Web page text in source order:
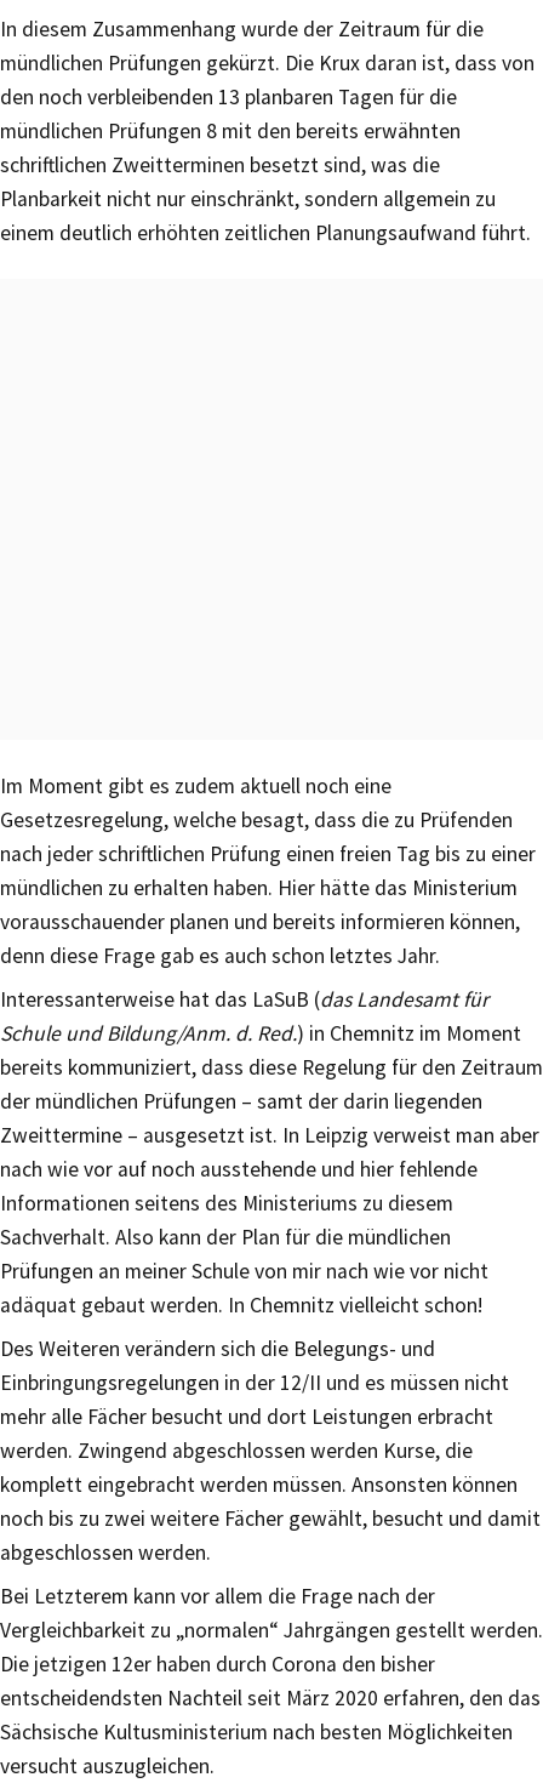
In diesem Zusammenhang wurde der Zeitraum für die
mündlichen Prüfungen gekürzt. Die Krux daran ist, dass von
den noch verbleibenden 13 planbaren Tagen für die
mündlichen Prüfungen 8 mit den bereits erwähnten
schriftlichen Zweitterminen besetzt sind, was die
Planbarkeit nicht nur einschränkt, sondern allgemein zu
einem deutlich erhöhten zeitlichen Planungsaufwand führt.
Im Moment gibt es zudem aktuell noch eine
Gesetzesregelung, welche besagt, dass die zu Prüfenden
nach jeder schriftlichen Prüfung einen freien Tag bis zu einer
mündlichen zu erhalten haben. Hier hätte das Ministerium
vorausschauender planen und bereits informieren können,
denn diese Frage gab es auch schon letztes Jahr.
Interessanterweise hat das LaSuB (das Landesamt für
Schule und Bildung/Anm. d. Red.) in Chemnitz im Moment
bereits kommuniziert, dass diese Regelung für den Zeitraum
der mündlichen Prüfungen – samt der darin liegenden
Zweittermine – ausgesetzt ist. In Leipzig verweist man aber
nach wie vor auf noch ausstehende und hier fehlende
Informationen seitens des Ministeriums zu diesem
Sachverhalt. Also kann der Plan für die mündlichen
Prüfungen an meiner Schule von mir nach wie vor nicht
adäquat gebaut werden. In Chemnitz vielleicht schon!
Des Weiteren verändern sich die Belegungs- und
Einbringungsregelungen in der 12/II und es müssen nicht
mehr alle Fächer besucht und dort Leistungen erbracht
werden. Zwingend abgeschlossen werden Kurse, die
komplett eingebracht werden müssen. Ansonsten können
noch bis zu zwei weitere Fächer gewählt, besucht und damit
abgeschlossen werden.
Bei Letzterem kann vor allem die Frage nach der
Vergleichbarkeit zu „normalen“ Jahrgängen gestellt werden.
Die jetzigen 12er haben durch Corona den bisher
entscheidendsten Nachteil seit März 2020 erfahren, den das
Sächsische Kultusministerium nach besten Möglichkeiten
versucht auszugleichen.